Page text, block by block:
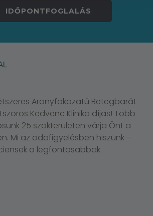
IDŐPONTFOGLALÁS
Aranyfokozatú Betegbarát
Kedvenc Klinika díjas! Több
25 szakterületen várja Önt a
Mi az odafigyelésben hiszünk -
a legfontosabbak